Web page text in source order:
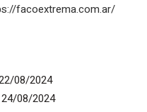
facoextrema.com.ar/
08/2024
24/08/2024